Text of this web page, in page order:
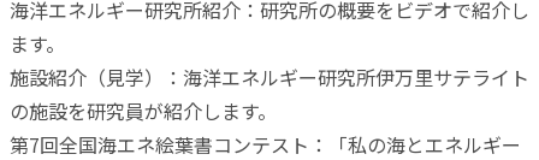
海洋エネルギー研究所紹介：研究所の概要をビデオで紹介し
ます。
施設紹介（見学）：海洋エネルギー研究所伊万里サテライト
の施設を研究員が紹介します。
第7回全国海エネ絵葉書コンテスト：「私の海とエネルギー